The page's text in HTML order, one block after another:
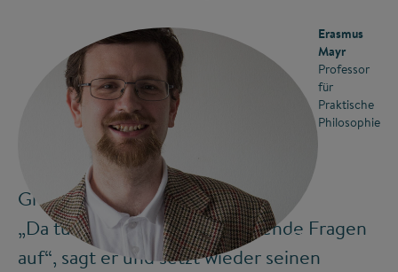
©
Erasmus
Mayr
Professor
für
Praktische
Philosophie
Grundsätze der Handlungsethik
„Da tun sich ungemein spannende Fragen
auf“, sagt er und setzt wieder seinen